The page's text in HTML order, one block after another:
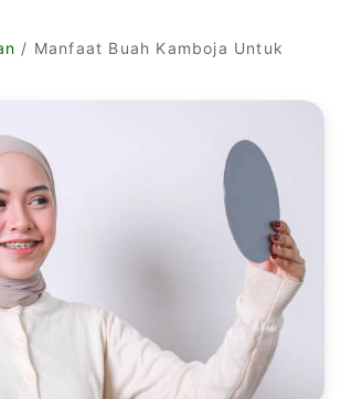
/ Manfaat Buah Kamboja Untuk